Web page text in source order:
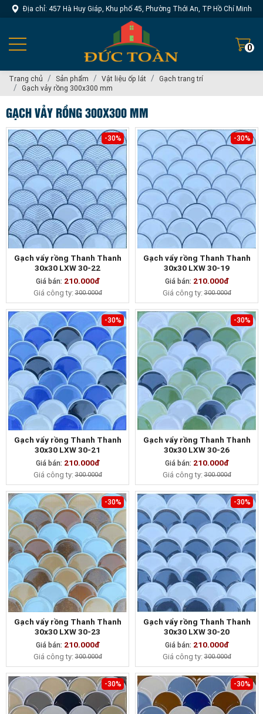
Địa chỉ: 457 Hà Huy Giáp, Khu phố 45, Phường Thới An, TP Hồ Chí Minh
0
Trang chủ Sản phẩm Vật liệu ốp lát
Gạch trang trí
Gạch vảy rồng 300x300 mm
GẠCH VẢY RỒNG 300X300 MM
-30%
MUA NGAY
Gạch vẩy rồng Thanh Thanh
30x30 LXW 30-22
Giá bán: 210.000đ
Giá công ty:300.000đ
-30%
MUA NGAY
Gạch vẩy rồng Thanh Thanh
30x30 LXW 30-19
Giá bán: 210.000đ
Giá công ty:300.000đ
-30%
MUA NGAY
Gạch vẩy rồng Thanh Thanh
30x30 LXW 30-21
Giá bán: 210.000đ
Giá công ty:300.000đ
-30%
MUA NGAY
Gạch vẩy rồng Thanh Thanh
30x30 LXW 30-26
Giá bán: 210.000đ
Giá công ty:300.000đ
-30%
MUA NGAY
Gạch vẩy rồng Thanh Thanh
30x30 LXW 30-23
Giá bán: 210.000đ
Giá công ty:300.000đ
-30%
MUA NGAY
Gạch vẩy rồng Thanh Thanh
30x30 LXW 30-20
Giá bán: 210.000đ
Giá công ty:300.000đ
-30% -30%